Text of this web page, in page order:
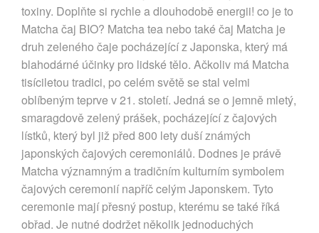
toxiny. Doplňte si rychle a dlouhodobě energii! co je to
Matcha čaj BIO? Matcha tea nebo také čaj Matcha je
druh zeleného čaje pocházející z Japonska, který má
blahodárné účinky pro lidské tělo. Ačkoliv má Matcha
tisíciletou tradici, po celém světě se stal velmi
oblíbeným teprve v 21. století. Jedná se o jemně mletý,
smaragdově zelený prášek, pocházející z čajových
lístků, který byl již před 800 lety duší známých
japonských čajových ceremoniálů. Dodnes je právě
Matcha významným a tradičním kulturním symbolem
čajových ceremonií napříč celým Japonskem. Tyto
ceremonie mají přesný postup, kterému se také říká
obřad. Je nutné dodržet několik jednoduchých